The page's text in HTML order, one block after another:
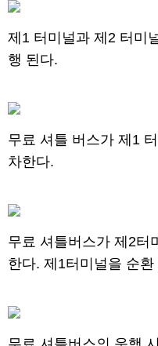
제1 터미널과 제2 터미
행 된다.
무료 셔틀 버스가 제1
차한다.
무료 셔틀버스가 제2터
한다. 제1터미널을 순환